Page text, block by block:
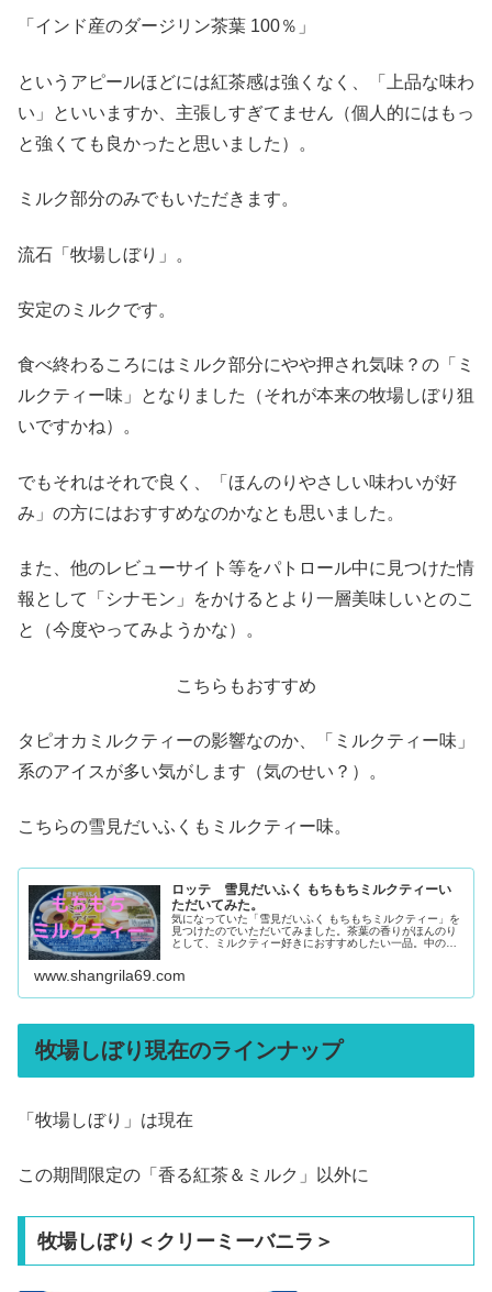
「インド産のダージリン茶葉 100％」
というアピールほどには紅茶感は強くなく、「上品な味わ
い」といいますか、主張しすぎてません（個人的にはもっ
と強くても良かったと思いました）。
ミルク部分のみでもいただきます。
流石「牧場しぼり」。
安定のミルクです。
食べ終わるころにはミルク部分にやや押され気味？の「ミ
ルクティー味」となりました（それが本来の牧場しぼり狙
いですかね）。
でもそれはそれで良く、「ほんのりやさしい味わいが好
み」の方にはおすすめなのかなとも思いました。
また、他のレビューサイト等をパトロール中に見つけた情
報として「シナモン」をかけるとより一層美味しいとのこ
と（今度やってみようかな）。
こちらもおすすめ
タピオカミルクティーの影響なのか、「ミルクティー味」
系のアイスが多い気がします（気のせい？）。
こちらの雪見だいふくもミルクティー味。
ロッテ 雪見だいふく もちもちミルクティーい
ただいてみた。
気になっていた「雪見だいふく もちもちミルクティー」を
見つけたのでいただいてみました。茶葉の香りがほんのり
として、ミルクティー好きにおすすめしたい一品。中の
www.shangrila69.com
牧場しぼり現在のラインナップ
「牧場しぼり」は現在
この期間限定の「香る紅茶＆ミルク」以外に
牧場しぼり＜クリーミーバニラ＞